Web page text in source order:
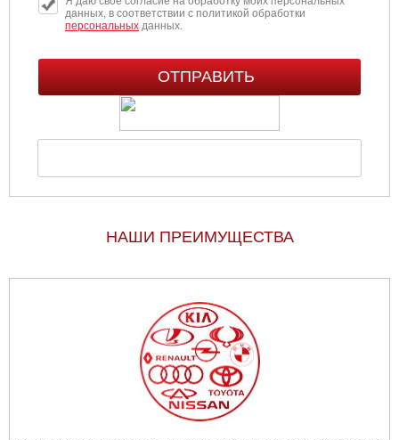
данных, в соответствии с политикой обработки
персональныхданных.
НАШИ ПРЕИМУЩЕСТВА